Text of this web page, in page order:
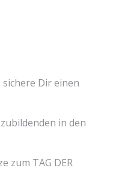
sichere Dir einen
in den
zum TAG DER